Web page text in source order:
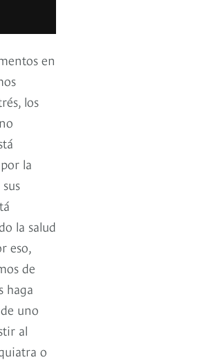
en
los
la
la salud
eso,
de
haga
uno
al
o